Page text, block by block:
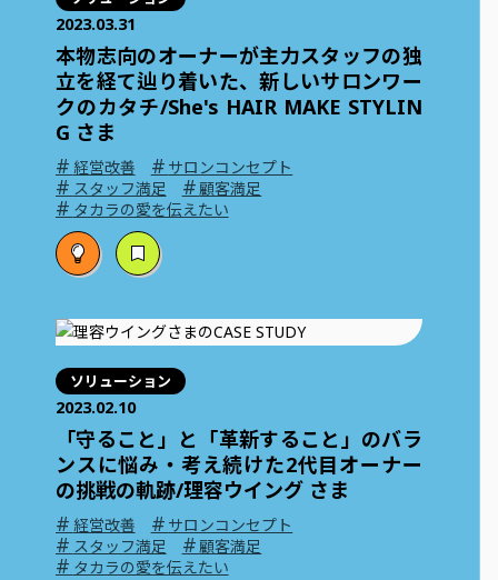
2023.03.31
本物志向のオーナーが主力スタッフの独
立を経て辿り着いた、新しいサロンワー
クのカタチ/She's HAIR MAKE STYLIN
G さま
# 経営改善 # サロンコンセプト
# スタッフ満足 #顧客満足
# タカラの愛を伝えたい
ソリューション
2023.02.10
「守ること」と「革新すること」のバラ
ンスに悩み・考え続けた2代目オーナー
の挑戦の軌跡/理容ウイング さま
# 経営改善 # サロンコンセプト
# スタッフ満足 #顧客満足
# タカラの愛を伝えたい